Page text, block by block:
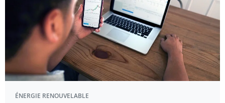
ÉNERGIE RENOUVELABLE